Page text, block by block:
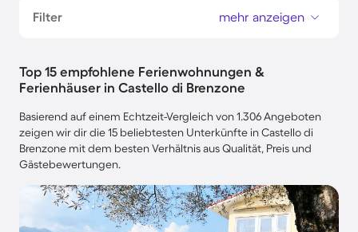
Filter mehr anzeigen
Top 15 empfohlene Ferienwohnungen &
Ferienhäuser in Castello di Brenzone
Basierend auf einem Echtzeit-Vergleich von 1.306 Angeboten
zeigen wir dir die 15 beliebtesten Unterkünfte in Castello di
Brenzone mit dem besten Verhältnis aus Qualität, Preis und
Gästebewertungen.